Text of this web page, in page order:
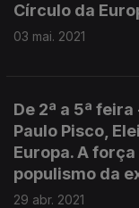
Círculo da
03 mai. 2021
De 2ª a 5ª
Paulo Pisco,
Europa. A
populismo da
29 abr. 2021